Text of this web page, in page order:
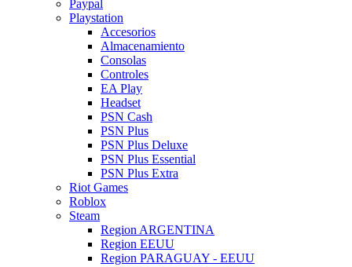
Paypal
Playstation
Accesorios
Almacenamiento
Consolas
Controles
EA Play
Headset
PSN Cash
PSN Plus
PSN Plus Deluxe
PSN Plus Essential
PSN Plus Extra
Riot Games
Roblox
Steam
Region ARGENTINA
Region EEUU
Region PARAGUAY - EEUU